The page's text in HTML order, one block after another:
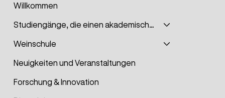
Willkommen
Studiengänge, die einen akademischen Grad verleihen
Weinschule
Neuigkeiten und Veranstaltungen
Forschung & Innovation